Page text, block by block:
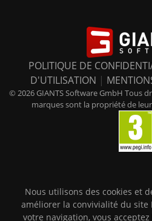
POLITIQUE DE
D'UTILISATION |
© 2026 GIANTS Software GmbH Tous
marques sont la propriété de
Nous utilisons des cookies et
améliorer la convivialité du
votre navigation, vous